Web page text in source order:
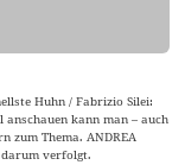
Huhn / Fabrizio Silei:
kann man – auch
zum Thema. ANDREA
darum verfolgt.